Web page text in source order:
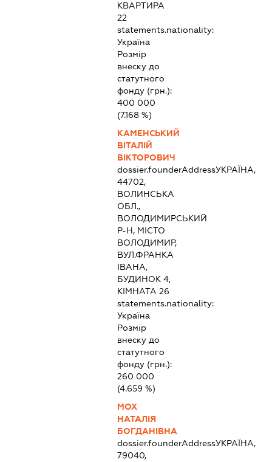
КВАРТИРА
22
statements.nationality:
Україна
Розмір
внеску до
статутного
фонду (грн.):
400 000
(7.168 %)
КАМЕНСЬКИЙ
ВІТАЛІЙ
ВІКТОРОВИЧ
dossier.founderAddressУКРАЇНА,
44702,
ВОЛИНСЬКА
ОБЛ.,
ВОЛОДИМИРСЬКИЙ
Р-Н, МІСТО
ВОЛОДИМИР,
ВУЛ.ФРАНКА
ІВАНА,
БУДИНОК 4,
КІМНАТА 26
statements.nationality:
Україна
Розмір
внеску до
статутного
фонду (грн.):
260 000
(4.659 %)
МОХ
НАТАЛІЯ
БОГДАНІВНА
dossier.founderAddressУКРАЇНА,
79040,